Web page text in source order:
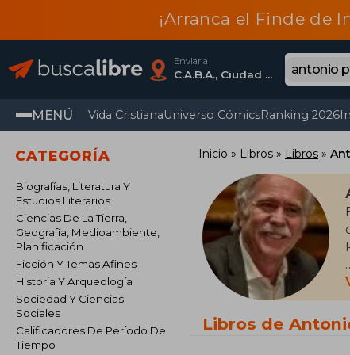
¡Arranca el Finde de
Enviar a
C.A.B.A., Ciudad Autónoma De Buenos Aires
MENÚ Vida CristianaUniverso CómicsRanking 2026
CATEGORÍA
Biografías, Literatura Y
Estudios Literarios
Ciencias De La Tierra,
Geografía, Medioambiente,
Planificación
Ficción Y Temas Afines
Historia Y Arqueología
Sociedad Y Ciencias
Sociales
Calificadores De Período De
Tiempo
Inicio Libros Libros
Libros de